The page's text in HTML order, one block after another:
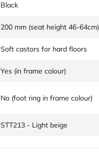
Black
200 mm (seat height 46-64cm)
Soft castors for hard floors
Yes (in frame colour)
No (foot ring in frame colour)
STT213 - Light beige